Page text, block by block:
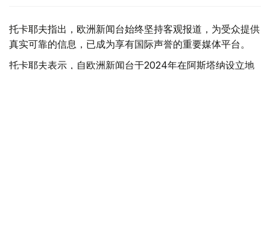
托卡耶夫指出，欧洲新闻台始终坚持客观报道，为受众提供
真实可靠的信息，已成为享有国际声誉的重要媒体平台。
托卡耶夫表示，自欧洲新闻台于2024年在阿斯塔纳设立地